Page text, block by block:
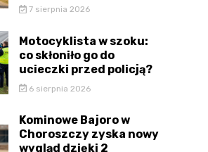
7 sierpnia 2026
Motocyklista w szoku:
co skłoniło go do
ucieczki przed policją?
6 sierpnia 2026
Kominowe Bajoro w
Choroszczy zyska nowy
wygląd dzięki 2